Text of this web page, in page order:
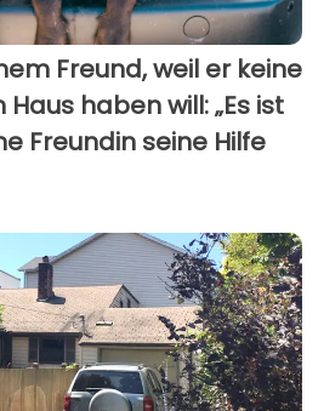
Freund, weil er keine
haben will: „Es ist
Freundin seine Hilfe